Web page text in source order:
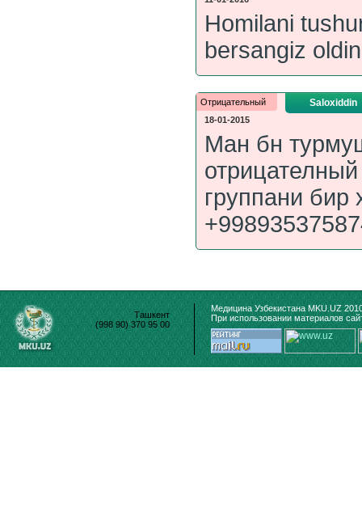
Homilani
bersangiz
Отрицательный
18-01-2015
Saloxiddin
Ман бн
группани бир
Ташкент
(998 90) 370 95 00
Медицина Узбекистана MKU.UZ
При использовании материалов